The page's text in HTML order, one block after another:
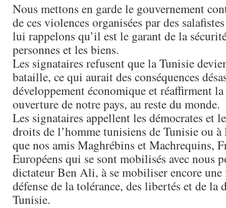
Nous mettons en garde le gouvernement
de ces violences organisées par des
lui rappelons qu’il est le garant de la
personnes et les biens.
Les signataires refusent que la Tunisie
bataille, ce qui aurait des conséquences
développement économique et réaffirment la
ouverture de notre pays, au reste du monde.
Les signataires appellent les démocrates et
droits de l’homme tunisiens de Tunisie ou à
que nos amis Maghrébins et Machrequins,
Européens qui se sont mobilisés avec nous
dictateur Ben Ali, à se mobiliser encore
défense de la tolérance, des libertés et de la
Tunisie.